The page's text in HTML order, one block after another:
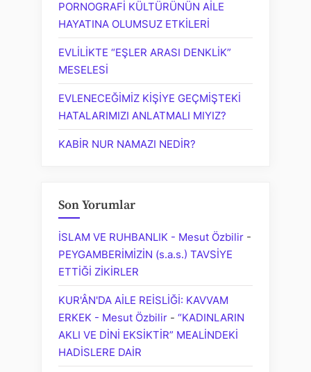
PORNOGRAFİ KÜLTÜRÜNÜN AİLE
HAYATINA OLUMSUZ ETKİLERİ
EVLİLİKTE “EŞLER ARASI DENKLİK”
MESELESİ
EVLENECEĞİMİZ KİŞİYE GEÇMİŞTEKİ
HATALARIMIZI ANLATMALI MIYIZ?
KABİR NUR NAMAZI NEDİR?
Son Yorumlar
İSLAM VE RUHBANLIK - Mesut Özbilir -
PEYGAMBERİMİZİN (s.a.s.) TAVSİYE
ETTİĞİ ZİKİRLER
KUR'ÂN'DA AİLE REİSLİĞİ: KAVVAM
ERKEK - Mesut Özbilir - “KADINLARIN
AKLI VE DİNİ EKSİKTİR” MEALİNDEKİ
HADİSLERE DAİR